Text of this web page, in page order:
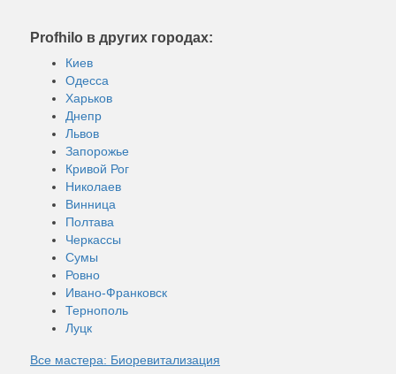
Profhilo в других городах:
Киев
Одесса
Харьков
Днепр
Львов
Запорожье
Кривой Рог
Николаев
Винница
Полтава
Черкассы
Сумы
Ровно
Ивано-Франковск
Тернополь
Луцк
Все мастера: Биоревитализация